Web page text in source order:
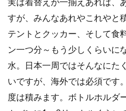
すが、みんなあれやこれやと
テントとクッカー、そして食
ン一つ分～もう少しくらいに
水。日本一周ではそんなにた
いですが、海外では必須です
度は積みます。ボトルホルダ